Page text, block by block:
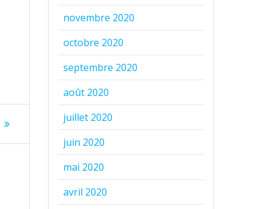
novembre 2020
octobre 2020
septembre 2020
août 2020
juillet 2020
juin 2020
mai 2020
avril 2020